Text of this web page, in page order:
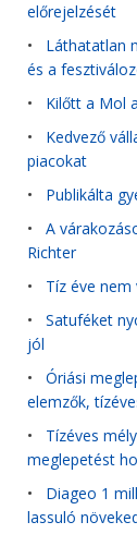
előrejelzését
• Láthatatlan
és a
• Kilőtt a Mol
• Kedvező
piacokat
• Publikálta
• A
Richter
• Tíz éve
• Satuféket
jól
• Óriási
elemzők,
• Tízéves
meglepetést
• Diageo 1
lassuló